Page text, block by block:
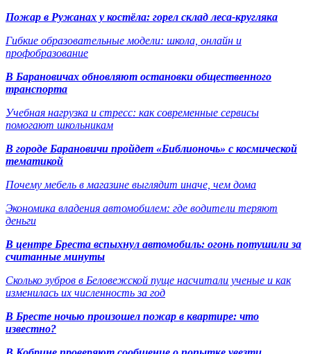
Пожар в Ружанах у костёла: горел склад леса-кругляка
Гибкие образовательные модели: школа, онлайн и
профобразование
В Барановичах обновляют остановки общественного
транспорта
Учебная нагрузка и стресс: как современные сервисы
помогают школьникам
В городе Барановичи пройдет «Библионочь» с космической
тематикой
Почему мебель в магазине выглядит иначе, чем дома
Экономика владения автомобилем: где водители теряют
деньги
В центре Бреста вспыхнул автомобиль: огонь потушили за
считанные минуты
Сколько зубров в Беловежской пуще насчитали ученые и как
изменилась их численность за год
В Бресте ночью произошел пожар в квартире: что
известно?